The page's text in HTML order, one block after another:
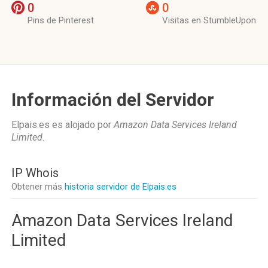
0
Pins de Pinterest
0
Visitas en StumbleUpon
Información del Servidor
Elpais.es es alojado porAmazon Data Services Ireland
Limited.
IP Whois
Obtener más historia servidor de Elpais.es
Amazon Data Services Ireland
Limited